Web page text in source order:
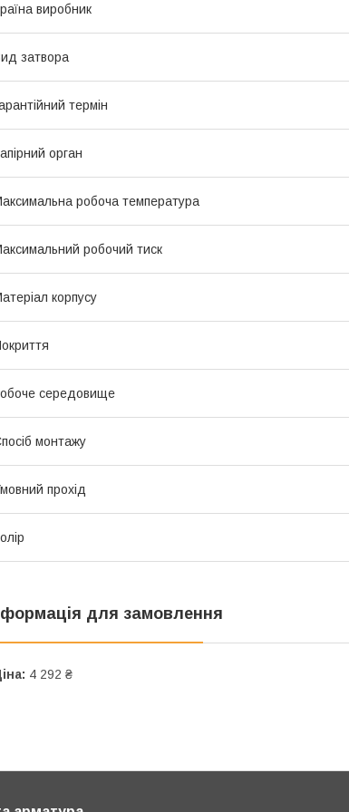
виробник
затвора
термін
орган
робоча температура
робочий тиск
корпусу
середовище
монтажу
прохід
для замовлення
4 292 ₴